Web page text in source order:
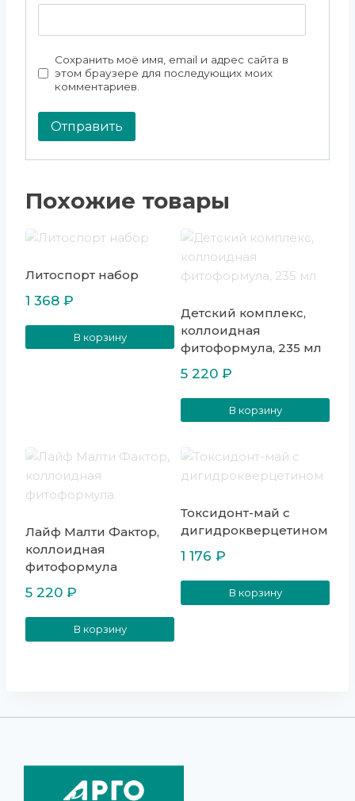
Сохранить моё имя, email и адрес сайта в
этом браузере для последующих моих
комментариев.
Похожие товары
Литоспорт набор
1 368 ₽
В корзину
Детский комплекс,
коллоидная
фитоформула, 235 мл
5 220 ₽
В корзину
Лайф Малти Фактор,
коллоидная
фитоформула
5 220 ₽
В корзину
Токсидонт-май с
дигидрокверцетином
1 176 ₽
В корзину